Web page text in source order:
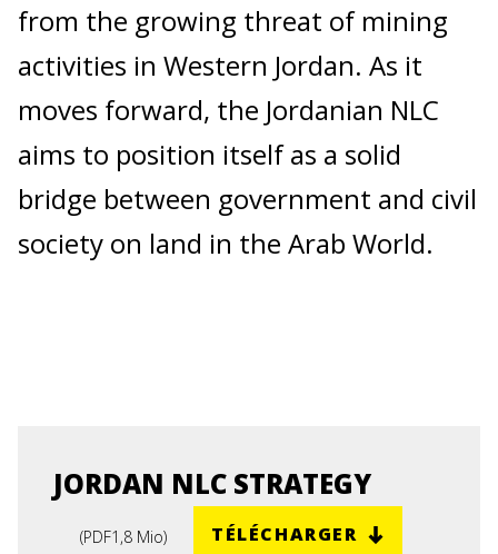
from the growing threat of mining
activities in Western Jordan. As it
moves forward, the Jordanian NLC
aims to position itself as a solid
bridge between government and civil
society on land in the Arab World.
JORDAN NLC STRATEGY
(PDF1,8 Mio) TÉLÉCHARGER